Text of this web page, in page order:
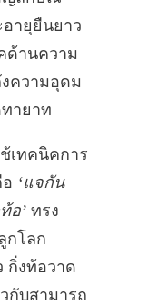
ายุยืนยาว
ด้านความ
ความอุดม
ายาท
เทคนิคการ
‘แจกัน
อ’ ทรง
กโลก
กิ่งท้อวาด
กับสามารถ